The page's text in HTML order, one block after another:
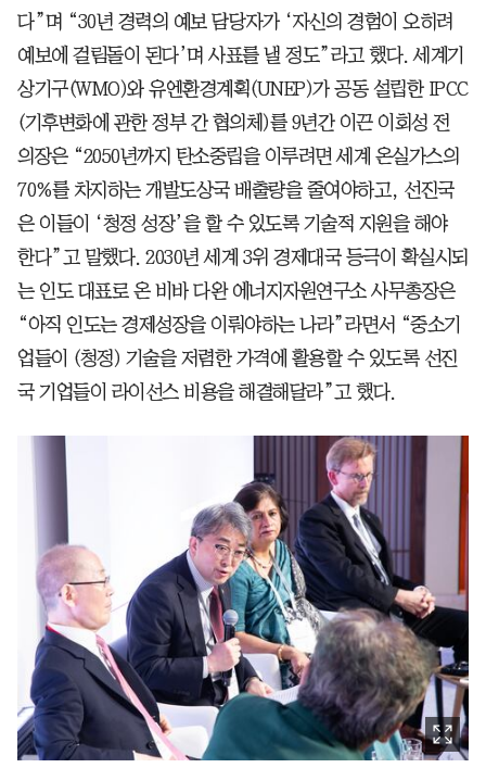
다”며 “30년 경력의 예보 담당자가 ‘자신의 경험이 오히려
예보에 걸림돌이 된다’며 사표를 낼 정도”라고 했다. 세계기
상기구(WMO)와 유엔환경계획(UNEP)가 공동 설립한 IPCC
(기후변화에 관한 정부 간 협의체)를 9년간 이끈 이회성 전
의장은 “2050년까지 탄소중립을 이루려면 세계 온실가스의
70%를 차지하는 개발도상국 배출량을 줄여야하고, 선진국
은 이들이 ‘청정 성장’을 할 수 있도록 기술적 지원을 해야
한다”고 말했다. 2030년 세계 3위 경제대국 등극이 확실시되
는 인도 대표로 온 비바 다완 에너지자원연구소 사무총장은
“아직 인도는 경제성장을 이뤄야하는 나라”라면서 “중소기
업들이 (청정) 기술을 저렴한 가격에 활용할 수 있도록 선진
국 기업들이 라이선스 비용을 해결해달라”고 했다.